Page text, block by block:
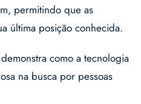
permitindo que as
última posição conhecida.
como a tecnologia
na busca por pessoas